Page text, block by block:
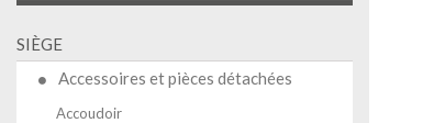
SIÈGE
Accessoires et pièces détachées
Accoudoir